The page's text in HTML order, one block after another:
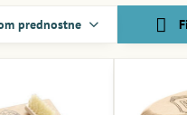
prednostne